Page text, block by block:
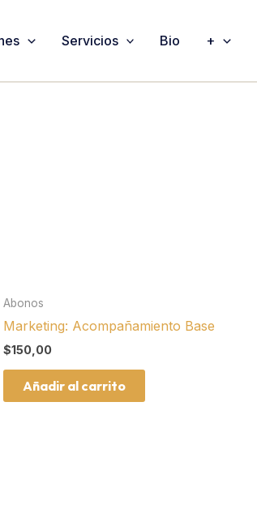
Servicios Bio +
Abonos
Marketing: Acompañamiento Base
$150,00
Añadir al carrito